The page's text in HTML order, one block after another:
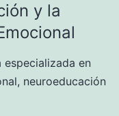
y la
en
neuroeducación